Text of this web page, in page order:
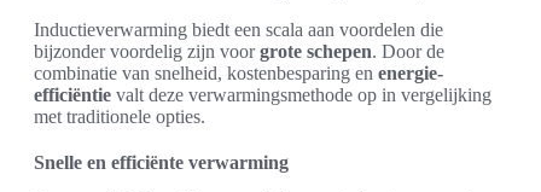
Inductieverwarming biedt een scala aan voordelen die
bijzonder voordelig zijn voorgrote schepen. Door de
combinatie van snelheid, kostenbesparing en energie-
efficiëntie valt deze verwarmingsmethode op in vergelijking
met traditionele opties.
Snelle en efficiënte verwarming